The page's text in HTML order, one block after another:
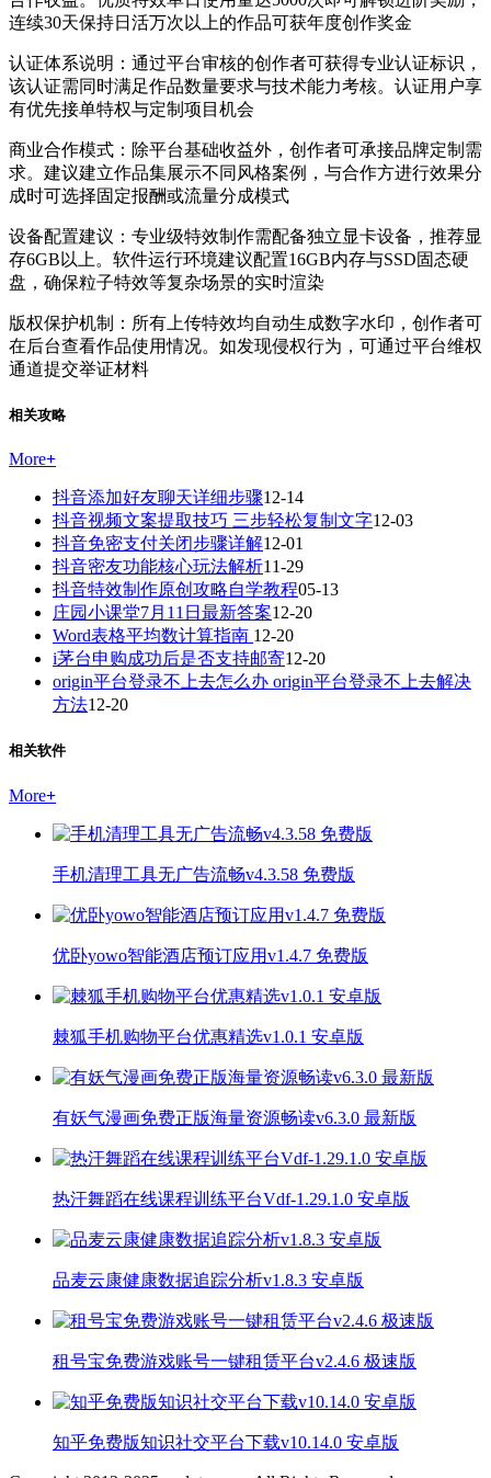
连续30天保持日活万次以上的作品可获年度创作奖金
认证体系说明：通过平台审核的创作者可获得专业认证标识，
该认证需同时满足作品数量要求与技术能力考核。认证用户享
有优先接单特权与定制项目机会
商业合作模式：除平台基础收益外，创作者可承接品牌定制需
求。建议建立作品集展示不同风格案例，与合作方进行效果分
成时可选择固定报酬或流量分成模式
设备配置建议：专业级特效制作需配备独立显卡设备，推荐显
存6GB以上。软件运行环境建议配置16GB内存与SSD固态硬
盘，确保粒子特效等复杂场景的实时渲染
版权保护机制：所有上传特效均自动生成数字水印，创作者可
在后台查看作品使用情况。如发现侵权行为，可通过平台维权
通道提交举证材料
相关攻略
More+
抖音添加好友聊天详细步骤12-14
抖音视频文案提取技巧 三步轻松复制文字12-03
抖音免密支付关闭步骤详解12-01
抖音密友功能核心玩法解析11-29
抖音特效制作原创攻略自学教程05-13
庄园小课堂7月11日最新答案12-20
Word表格平均数计算指南 12-20
i茅台申购成功后是否支持邮寄12-20
origin平台登录不上去怎么办 origin平台登录不上去解决
方法12-20
相关软件
More+
手机清理工具无广告流畅v4.3.58 免费版
优卧yowo智能酒店预订应用v1.4.7 免费版
棘狐手机购物平台优惠精选v1.0.1 安卓版
有妖气漫画免费正版海量资源畅读v6.3.0 最新版
热汗舞蹈在线课程训练平台Vdf-1.29.1.0 安卓版
品麦云康健康数据追踪分析v1.8.3 安卓版
租号宝免费游戏账号一键租赁平台v2.4.6 极速版
知乎免费版知识社交平台下载v10.14.0 安卓版